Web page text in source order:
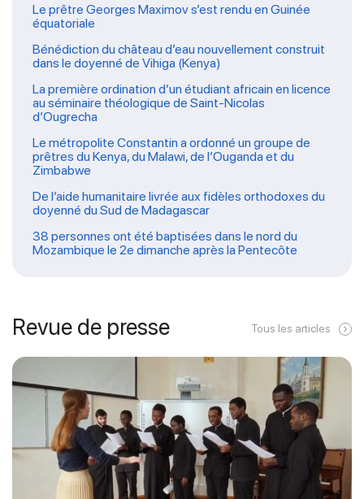
Le prêtre Georges Maximov s’est rendu en Guinée
équatoriale
Bénédiction du château d’eau nouvellement construit
dans le doyenné de Vihiga (Kenya)
La première ordination d’un étudiant africain en licence
au séminaire théologique de Saint-Nicolas
d’Ougrecha
Le métropolite Constantin a ordonné un groupe de
prêtres du Kenya, du Malawi, de l’Ouganda et du
Zimbabwe
De l’aide humanitaire livrée aux fidèles orthodoxes du
doyenné du Sud de Madagascar
38 personnes ont été baptisées dans le nord du
Mozambique le 2e dimanche après la Pentecôte
Revue de presse Tous les articles